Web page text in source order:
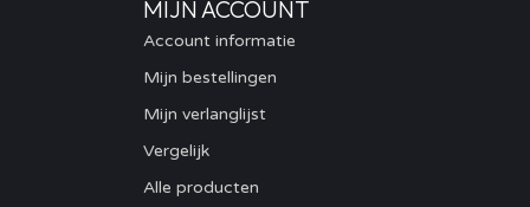
MIJN ACCOUNT
Account informatie
Mijn bestellingen
Mijn verlanglijst
Vergelijk
Alle producten